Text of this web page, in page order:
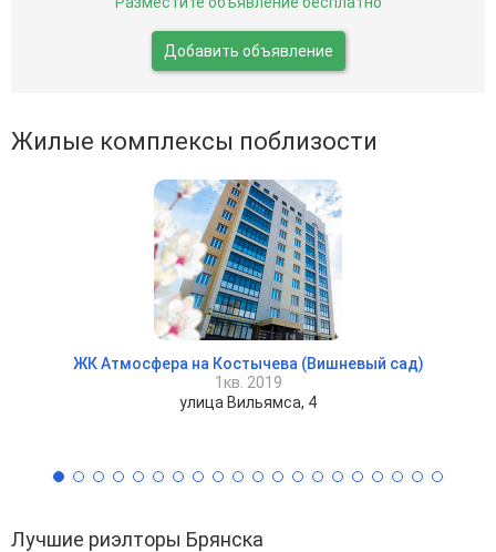
Добавить объявление
Жилые комплексы поблизости
ЖК Атмосфера на Костычева (Вишневый сад)
1кв. 2019
улица Вильямса, 4
Лучшие риэлторы Брянска